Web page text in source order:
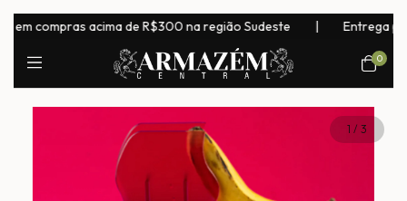
compras acima de R$300 na região Sudeste | Entrega para
0
1 / 3